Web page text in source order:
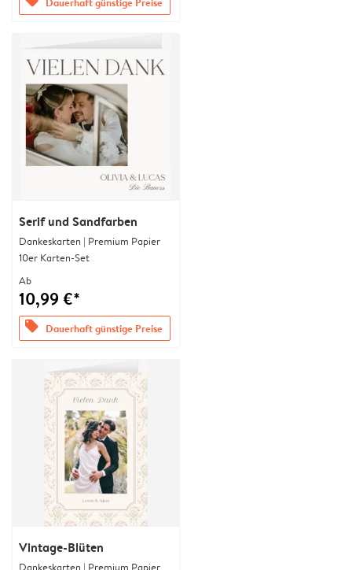
Serif und Sandfarben
Dankeskarten | Premium Papier
10er Karten-Set
Ab
10,99 €*
offers Dauerhaft günstige Preise
Vintage-Blüten
Dankeskarten | Premium Papier